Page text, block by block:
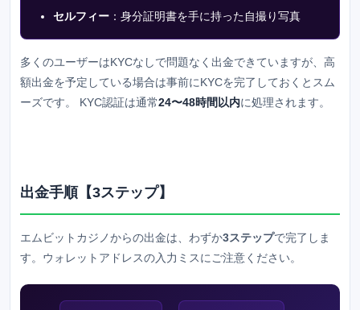
セルフィー ：身分証明書を手に持った自撮り写真
多くのユーザーはKYCなしで問題なく出金できていますが、高
額出金を予定している場合は事前にKYCを完了しておくとスム
ーズです。 KYC認証は通常24〜48時間以内に処理されます。
出金手順【3ステップ】
エムビットカジノからの出金は、わずか3ステップで完了しま
す。ウォレットアドレスの入力ミスにご注意ください。